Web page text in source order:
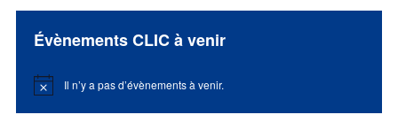
Évènements CLIC à venir
Notice Il n’y a pas d’évènements à venir.